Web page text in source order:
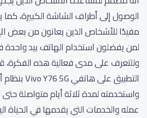
الوصول إلى أطراف الشاشة الكبيرة،
مفيدًا للأشخاص الذين يعانون من بعض
لمن يفضلون استخدام الهاتف بيد
وللتعرف على مدى فعالية هذه الفكرة،
واستخدمته لمدة ثلاثة أيام متواصلة
عمله والخدمات التي يقدمها في الحياة